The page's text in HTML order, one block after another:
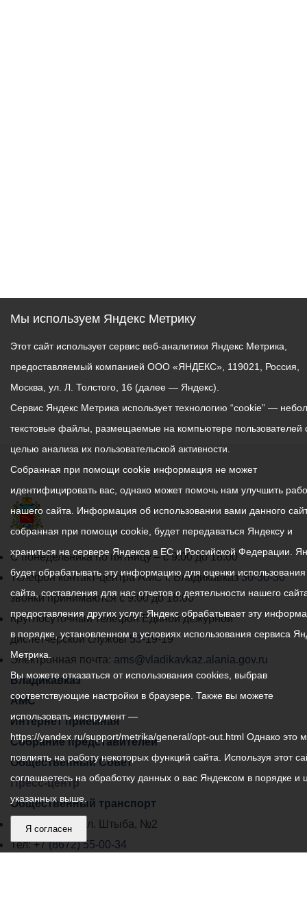
График
работы
администрации
местного
самоуправления
города
Владикавказ:
С понедельника по пятницу – с 9.00 до 18.00
Телефон контакт-центра АМС г. Владикавказ30-30-30
звонки принимаются с 9:00 до 18:00
Круглосуточный телефон Единой дежурной
диспетчерской службы53-19-19
Электронная почта: ams@vladikavkaz.alania.gov.ru
Владикавказ
АМС
Интернет приемная
Собрание представителей
Общественный Совет
Пресс-центр
Общественный транспорт
Владикавказ, пл. Штыба, №2
Тел:+7 (8672) 55-00-34
Мы используем Яндекс Метрику
Этот сайт использует сервис веб-аналитики Яндекс Метрика,
предоставляемый компанией ООО «ЯНДЕКС», 119021, Россия,
Москва, ул. Л. Толстого, 16 (далее — Яндекс).
Сервис Яндекс Метрика использует технологию “cookie” —
текстовые файлы, размещаемые на компьютере пользователей
целью анализа их пользовательской активности.
Собранная при помощи cookie информация не может
идентифицировать вас, однако может помочь нам улучшить
нашего сайта. Информация об использовании вами данного
собранная при помощи cookie, будет передаваться Яндексу и
храниться на сервере Яндекса в ЕС и Российской Федерации.
будет обрабатывать эту информацию для оценки
сайта, составления для нас отчетов о деятельности нашего
предоставления других услуг. Яндекс обрабатывает эту
в порядке, установленном в условиях использования сервиса
Метрика.
Вы можете отказаться от использования cookies, выбрав
соответствующие настройки в браузере. Также вы можете
использовать инструмент —
https://yandex.ru/support/metrika/general/opt-out.html Однако это
повлиять на работу некоторых функций сайта. Используя этот
соглашаетесь на обработку данных о вас Яндексом в порядке и
указанных выше.
Я согласен